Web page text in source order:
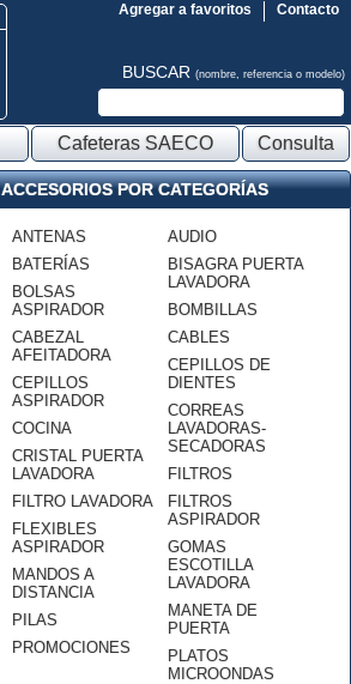
Contacto
Agregar a favoritos
BUSCAR (nombre, referencia o modelo)
Cafeteras SAECO Consulta
ACCESORIOS POR CATEGORÍAS
ANTENAS
BATERÍAS
BOLSAS
ASPIRADOR
CABEZAL
AFEITADORA
CEPILLOS
ASPIRADOR
COCINA
CRISTAL PUERTA
LAVADORA
FILTRO LAVADORA
FLEXIBLES
ASPIRADOR
MANDOS A
DISTANCIA
PILAS
PROMOCIONES
AUDIO
BISAGRA PUERTA
LAVADORA
BOMBILLAS
CABLES
CEPILLOS DE
DIENTES
CORREAS
LAVADORAS-
SECADORAS
FILTROS
FILTROS
ASPIRADOR
GOMAS
ESCOTILLA
LAVADORA
MANETA DE
PUERTA
PLATOS
MICROONDAS